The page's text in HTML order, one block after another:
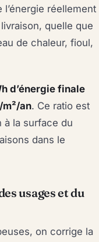
l’énergie réellement
quelle que
de chaleur, fioul,
d’énergie finale
an. Ce ratio est
à la surface du
dans le
usages et du
on corrige la